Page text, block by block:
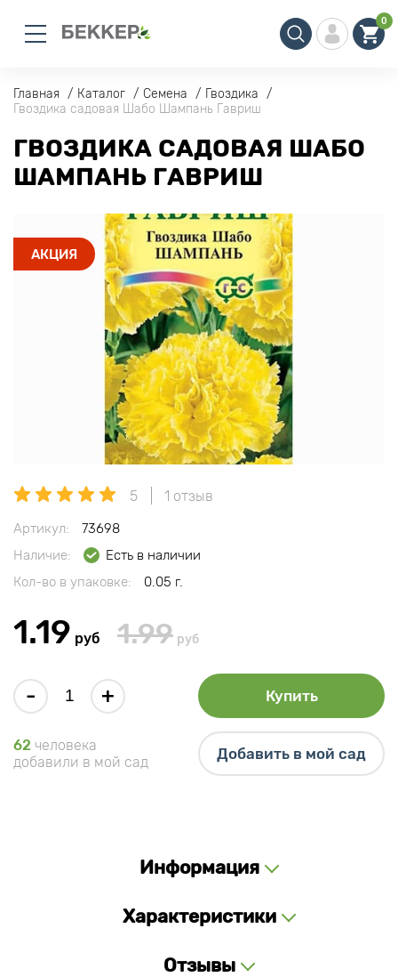
0
Главная Каталог Семена
Гвоздика
Гвоздика садовая Шабо Шампань Гавриш
ГВОЗДИКА САДОВАЯ ШАБО
ШАМПАНЬ ГАВРИШ
АКЦИЯ
5 1 отзыв
Артикул:
73698
Наличие:
Есть в наличии
Кол-во в упаковке:
0.05 г.
1.19 руб 1.99 руб
- + Купить
62 человека
добавили в мой сад
Добавить в мой сад
Информация
Характеристики
Отзывы